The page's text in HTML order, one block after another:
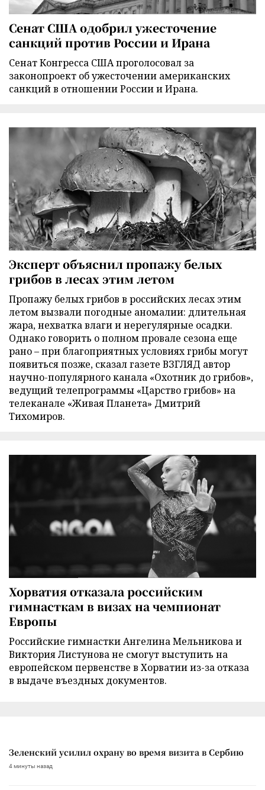
Сенат США одобрил ужесточение
санкций против России и Ирана
Сенат Конгресса США проголосовал за
законопроект об ужесточении американских
санкций в отношении России и Ирана.
Эксперт объяснил пропажу белых
грибов в лесах этим летом
Пропажу белых грибов в российских лесах этим
летом вызвали погодные аномалии: длительная
жара, нехватка влаги и нерегулярные осадки.
Однако говорить о полном провале сезона еще
рано – при благоприятных условиях грибы могут
появиться позже, сказал газете ВЗГЛЯД автор
научно-популярного канала «Охотник до грибов»,
ведущий телепрограммы «Царство грибов» на
телеканале «Живая Планета» Дмитрий
Тихомиров.
Хорватия отказала российским
гимнасткам в визах на чемпионат
Европы
Российские гимнастки Ангелина Мельникова и
Виктория Листунова не смогут выступить на
европейском первенстве в Хорватии из-за отказа
в выдаче въездных документов.
Зеленский усилил охрану во время визита в Сербию
4 минуты назад